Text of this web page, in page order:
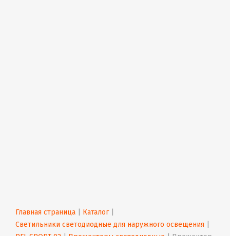
Главная страница Каталог |
Светильники светодиодные для наружного освещения